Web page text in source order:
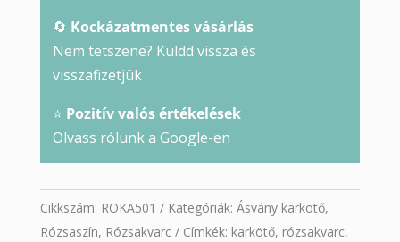
🔄 Kockázatmentes vásárlás
Nem tetszene? Küldd vissza és
visszafizetjük
⭐ Pozitív valós értékelések
Olvass rólunk a Google-en
Cikkszám: ROKA501 Kategóriák: Ásvány karkötő,
Rózsaszín, Rózsakvarc Címkék: karkötő, rózsakvarc,